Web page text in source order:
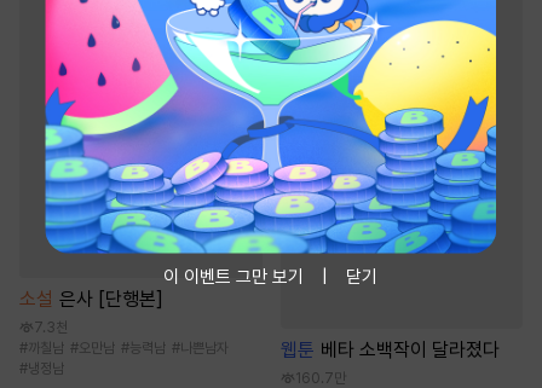
소설 은사 [단행본]
7.3천
#까칠남 #오만남 #능력남 #나쁜남자
#냉정남
웹툰 베타 소백작이 달라졌다
160.7만
이 이벤트 그만 보기 닫기